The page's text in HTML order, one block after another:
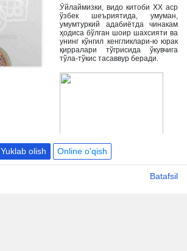
фалсафий шеърларгина эмас,
балки Ўзбекистан мустакиллиги
арафасида ва ундан кейин, ўлим
тўшагида қоғозга туширилган
(шундан баъзилари илк бора
эълон қилинмокда) бадиий
мўъжизалар ҳам ўрин олган.
Ўйлаймизки, видо китоби XX аср
ўзбек шеъриятида, умуман,
умумтуркий адабиётда чинакам
ҳодиса бўлган шоир шахсияти ва
унинг кўнгил кенгликлари-ю юрак
қирралари тўгрисида ўкувчига
тўла-тўкис тасаввур беради.
Yuklab olish Online o'qish
Batafsil